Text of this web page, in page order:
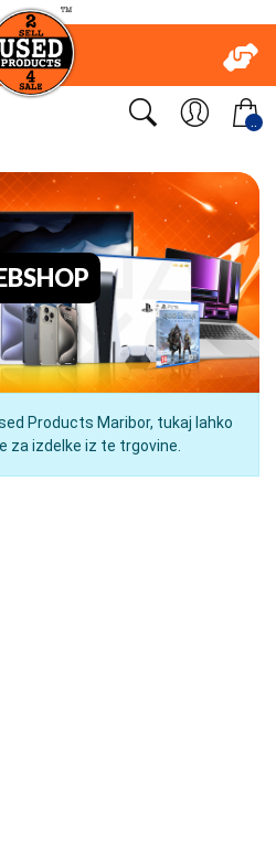
..
Products Maribor, tukaj lahko
za izdelke iz te trgovine.